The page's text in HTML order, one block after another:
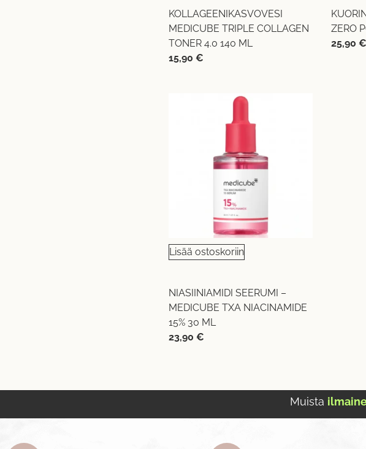
KOLLAGEENIKASVOVESI
MEDICUBE TRIPLE COLLAGEN
TONER 4.0 140 ML
15,90 €
ZERO
25,90€
Lisää ostoskoriin
NIASIINIAMIDI SEERUMI –
MEDICUBE TXA NIACINAMIDE
15% 30 ML
23,90 €
Muista